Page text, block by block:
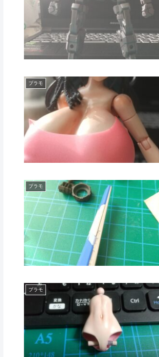
プラモ
プラモ
プラモ